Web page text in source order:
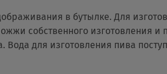
в бутылке. Для
собственного изготовления и
для изготовления пива